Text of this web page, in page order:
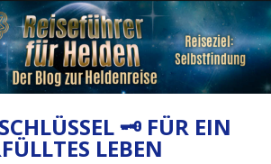
🗝 FÜR EIN
LEBEN